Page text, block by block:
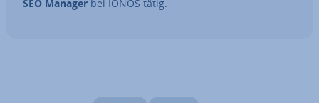
SEO Manager bei IONOS tätig.